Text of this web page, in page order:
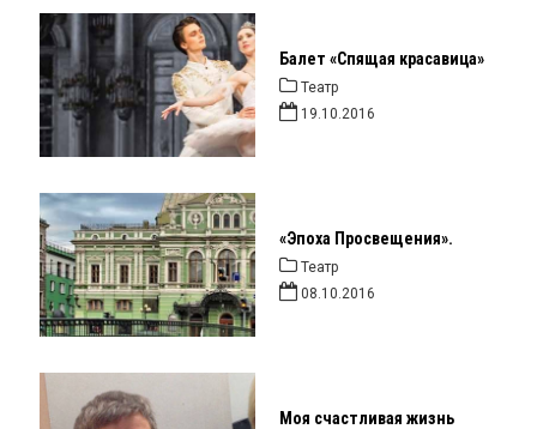
Балет «Спящая красавица»
Театр
19.10.2016
«Эпоха Просвещения».
Театр
08.10.2016
Моя счастливая жизнь